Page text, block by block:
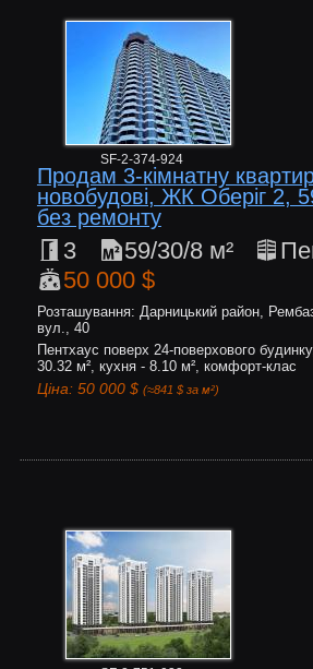
SF-2-374-924
Продам 3-кімнатну
новобудові, ЖК Оберіг 2,
без ремонту
3 59/30/8 м²
50 000 $
Розташування: Дарницький район,
вул., 40
Пентхаус поверх 24-поверхового
30.32 м², кухня - 8.10 м², комфорт-клас
Ціна: 50 000 $ (≈841 $ за м²)